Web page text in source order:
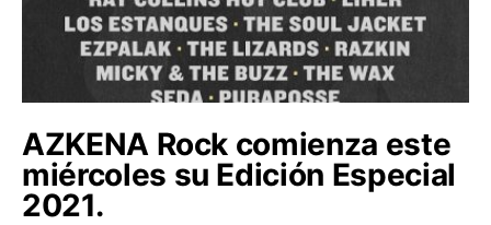
AZKENA Rock comienza este
miércoles su Edición Especial
2021.